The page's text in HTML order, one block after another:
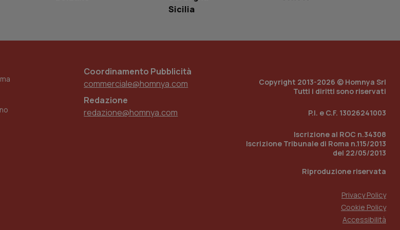
Sicilia
Coordinamento Pubblicità
commerciale@homnya.com
Redazione
redazione@homnya.com
Copyright 2013-2026 © Homnya Srl
Tutti i diritti sono riservati
P.I. e C.F. 13026241003
Iscrizione al ROC n.34308
Iscrizione Tribunale di Roma n.115/2013
del 22/05/2013
Riproduzione riservata
Privacy Policy
Cookie Policy
Accessibilità
sistema di tracking solo in caso di utenti loggato con identity